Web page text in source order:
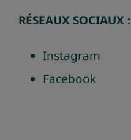
RÉSEAUX SOCIAUX :
Instagram
Facebook